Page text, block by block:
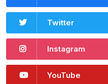
Twitter
Instagram
YouTube